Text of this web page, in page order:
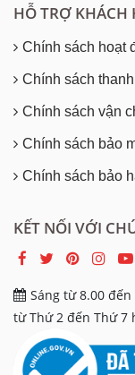
HỖ TRỢ KHÁCH
Chính sách hoạt
Chính sách
Chính sách vận
Chính sách bảo
Chính sách bảo
KẾT NỐI VỚI
Sáng từ 8.00
từ Thứ 2 đến Thứ 7